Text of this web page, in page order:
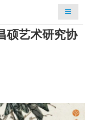
检索
艺术研究协